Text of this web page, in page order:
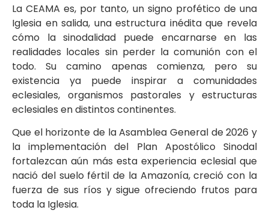
La CEAMA es, por tanto, un signo profético de una
Iglesia en salida, una estructura inédita que revela
cómo la sinodalidad puede encarnarse en las
realidades locales sin perder la comunión con el
todo. Su camino apenas comienza, pero su
existencia ya puede inspirar a comunidades
eclesiales, organismos pastorales y estructuras
eclesiales en distintos continentes.
Que el horizonte de la Asamblea General de 2026 y
la implementación del Plan Apostólico Sinodal
fortalezcan aún más esta experiencia eclesial que
nació del suelo fértil de la Amazonía, creció con la
fuerza de sus ríos y sigue ofreciendo frutos para
toda la Iglesia.